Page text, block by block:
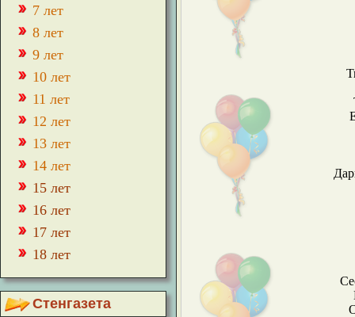
7 лет
8 лет
9 лет
10 лет
11 лет
12 лет
13 лет
14 лет
15 лет
16 лет
17 лет
18 лет
Стенгазета